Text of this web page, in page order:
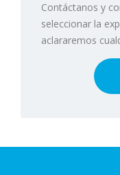
Contáctanos y
seleccionar la
aclararemos